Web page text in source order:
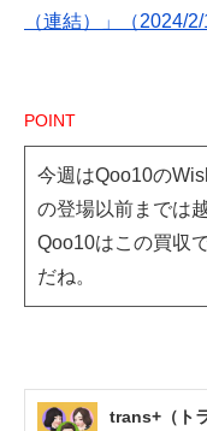
（連結）」（2024/2/
POINT
今週はQoo10の
の登場以前までは
Qoo10はこの買収
だね。
trans+（ト